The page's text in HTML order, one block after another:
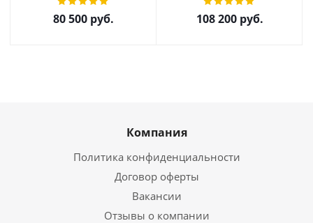
80 500 руб. 108 200руб.
Компания
Политика конфиденциальности
Договор оферты
Вакансии
Отзывы о компании